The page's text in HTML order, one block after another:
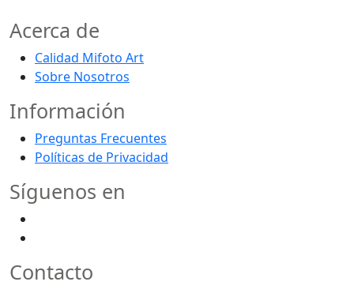
Acerca de
Calidad Mifoto Art
Sobre Nosotros
Información
Preguntas Frecuentes
Políticas de Privacidad
Síguenos en
Contacto